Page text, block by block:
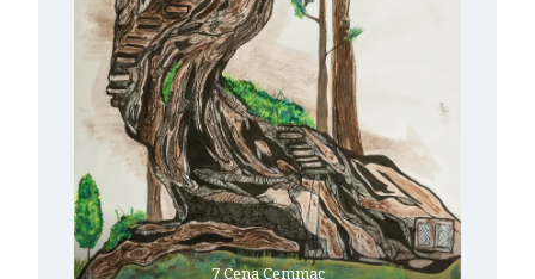
7 Cena Cemmac